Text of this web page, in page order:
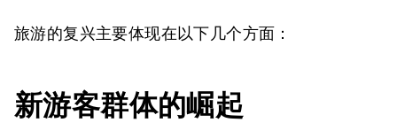
旅游的复兴主要体现在以下几个方面：
新游客群体的崛起